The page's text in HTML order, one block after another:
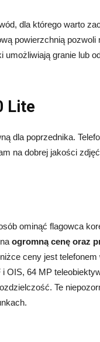
dla którego warto
powierzchnią
granie lub
Lite
dla poprzednika.
na dobrej jakości
ominąć flagowca
ogromną cenę oraz
ceny jest
OIS, 64 MP
Te